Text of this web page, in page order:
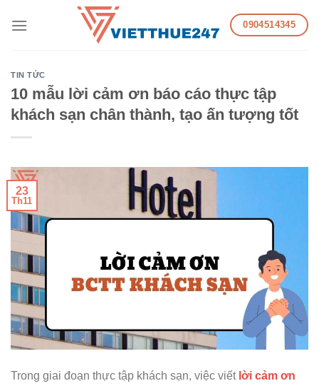
0904514345
TIN TỨC
10 mẫu lời cảm ơn báo cáo thực tập
khách sạn chân thành, tạo ấn tượng tốt
23
Th11
Trong giai đoạn thực tập khách sạn, việc viếtlời cảm ơn